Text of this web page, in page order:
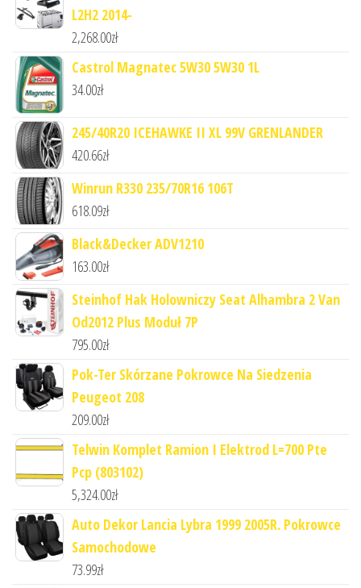
L2H2 2014-
2,268.00zł
Castrol Magnatec 5W30 5W30 1L
34.00zł
245/40R20 ICEHAWKE II XL 99V GRENLANDER
420.66zł
Winrun R330 235/70R16 106T
618.09zł
Black&Decker ADV1210
163.00zł
Steinhof Hak Holowniczy Seat Alhambra 2 Van
Od2012 Plus Moduł 7P
795.00zł
Pok-Ter Skórzane Pokrowce Na Siedzenia
Peugeot 208
209.00zł
Telwin Komplet Ramion I Elektrod L=700 Pte
Pcp (803102)
5,324.00zł
Auto Dekor Lancia Lybra 1999 2005R. Pokrowce
Samochodowe
73.99zł